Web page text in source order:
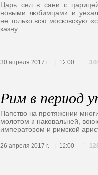
Царь сел в сани с
новыми любимцами и
не только всю московскую
казну.
30 апреля 2017 г. 12:00
Рим в период
Папство на протяжении
молотом и наковальней,
императором и римской
26 апреля 2017 г. 12:00